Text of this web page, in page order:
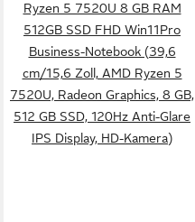
Ryzen 5 7520U 8 GB RAM
512GB SSD FHD Win11Pro
Business-Notebook (39,6
cm/15,6 Zoll, AMD Ryzen 5
7520U, Radeon Graphics, 8 GB,
512 GB SSD, 120Hz Anti-Glare
IPS Display, HD-Kamera)